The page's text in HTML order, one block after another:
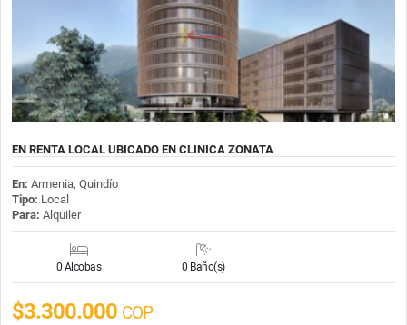
EN RENTA LOCAL UBICADO EN CLINICA ZONATA
En: Armenia, Quindío
Tipo: Local
Para: Alquiler
0 Alcobas 0 Baño(s)
$3.300.000 COP